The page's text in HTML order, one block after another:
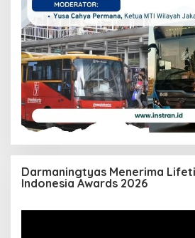
Darmaningtyas Menerima
Indonesia Awards 2026